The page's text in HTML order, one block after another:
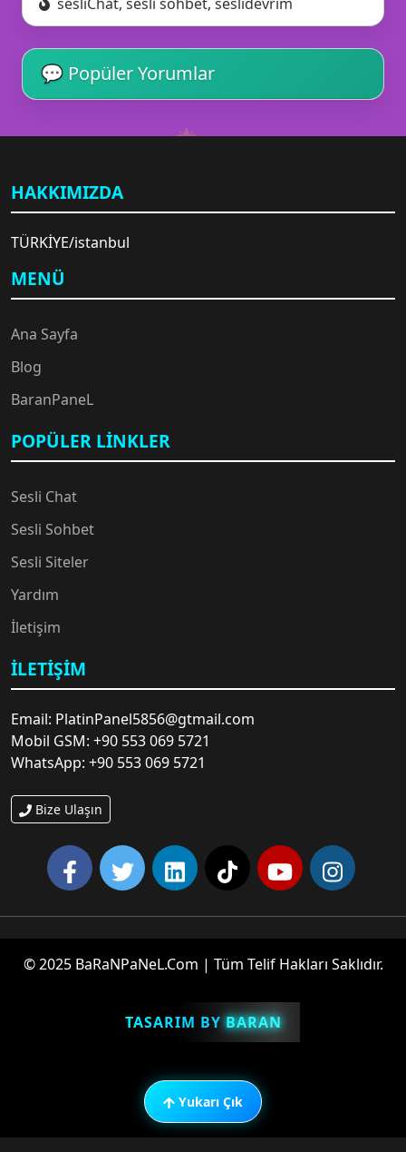
🌟
💬 Popüler Yorumlar
HAKKIMIZDA
TÜRKİYE/istanbul
MENÜ
Ana Sayfa
Blog
BaranPaneL
POPÜLER LINKLER
Sesli Chat
Sesli Sohbet
Sesli Siteler
Yardım
İletişim
İLETIŞIM
Email: PlatinPanel5856@gtmail.com
Mobil GSM: +90 553 069 5721
WhatsApp: +90 553 069 5721
Bize Ulaşın
© 2025 BaRaNPaNeL.Com | Tüm Telif Hakları Saklıdır.
TASARIM BYBARAN
Yukarı Çık